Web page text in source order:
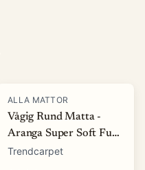
ALLA MATTOR
Vågig Rund Matta -
Aranga Super Soft Fur
(beige) (Storlek: Ø 80
Trendcarpet